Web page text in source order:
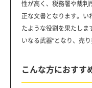
性が高く、税務署や裁判
正な文書となります。い
たような役割を果たし
いなる武器”となり、売
こんな方におすす